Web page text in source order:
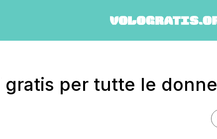
gratis per tutte le donne